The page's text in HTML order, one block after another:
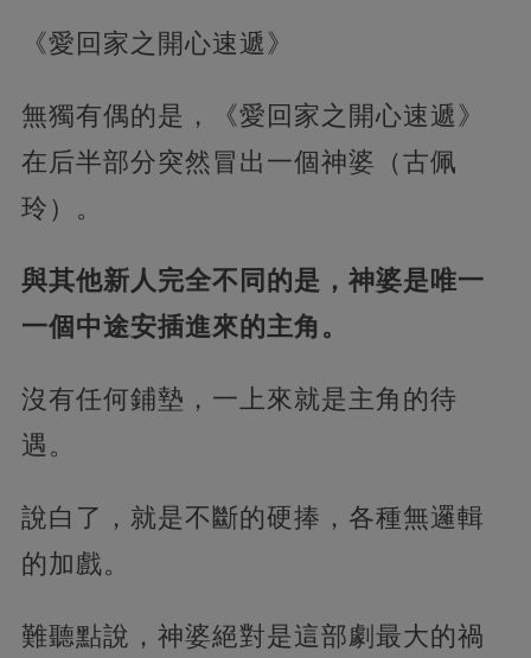
《愛回家之開心速遞》
無獨有偶的是，《愛回家之開心速遞》
在后半部分突然冒出一個神婆（古佩
玲）。
與其他新人完全不同的是，神婆是唯一
一個中途安插進來的主角。
沒有任何鋪墊，一上來就是主角的待
遇。
說白了，就是不斷的硬捧，各種無邏輯
的加戲。
難聽點說，神婆絕對是這部劇最大的禍